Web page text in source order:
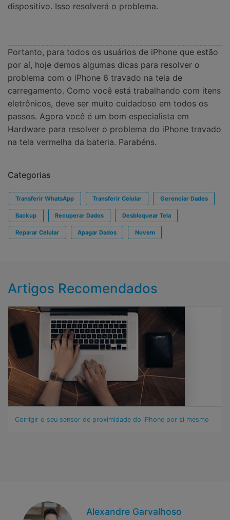
dispositivo. Isso resolverá o problema.
Portanto, para todos os usuários de iPhone que estão
por aí, hoje demos algumas dicas para resolver o
problema com o iPhone 6 travado na tela de
carregamento. Como você está trabalhando com itens
eletrônicos, deve ser muito cuidadoso em todos os
passos. Agora você é um bom especialista em
Hardware para resolver o problema do iPhone travado
na tela vermelha da bateria. Parabéns.
Categorias
Transferir WhatsApp Transferir Celular Gerenciar Dados
Backup Recuperar Dados Desbloquear Tela
Reparar Celular Apagar Dados Nuvem
Artigos Recomendados
Corrigir o seu sensor de proximidade do iPhone por si mesmo
Alexandre Garvalhoso